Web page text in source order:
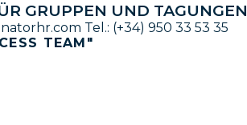
GRUPPEN UND TAGUNGEN
Tel.: (+34) 950 33 53 35
TEAM"